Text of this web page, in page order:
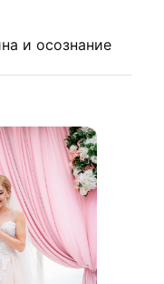
и осознание